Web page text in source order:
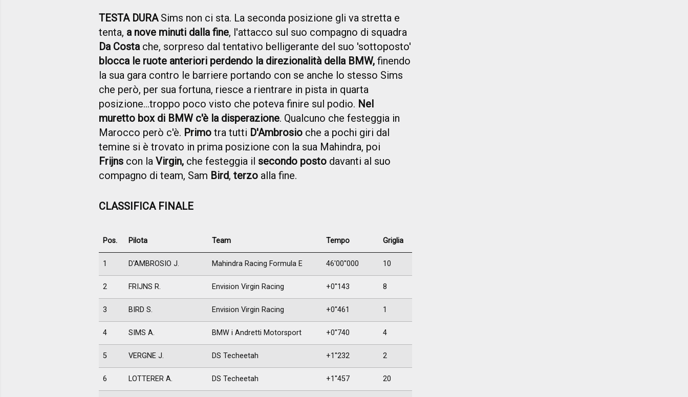
TESTA DURASims non ci sta. La seconda posizione gli va stretta e
tenta, a nove minuti dalla fine, l'attacco sul suo compagno di squadra
Da Costache, sorpreso dal tentativo belligerante del suo 'sottoposto'
blocca le ruote anteriori perdendo la direzionalità della BMW, finendo
la sua gara contro le barriere portando con se anche lo stesso Sims
che però, per sua fortuna, riesce a rientrare in pista in quarta
posizione…troppo poco visto che poteva finire sul podio. Nel
muretto box di BMW c'è la disperazione. Qualcuno che festeggia in
Marocco però c'è. Primo tra tutti D'Ambrosio che a pochi giri dal
temine si è trovato in prima posizione con la sua Mahindra, poi
Frijns con la Virgin, che festeggia il secondo posto davanti al suo
compagno di team, Sam Bird, terzo alla fine.
CLASSIFICA FINALE
Pos. Pilota Team Tempo Griglia
1 D'AMBROSIO J. Mahindra Racing Formula E 46'00''000 10
2 FRIJNS R. Envision Virgin Racing +0''143 8
3 BIRD S. Envision Virgin Racing +0''461 1
4 SIMS A. BMW i Andretti Motorsport +0''740 4
5 VERGNE J. DS Techeetah +1''232 2
6 LOTTERER A. DS Techeetah +1''457 20